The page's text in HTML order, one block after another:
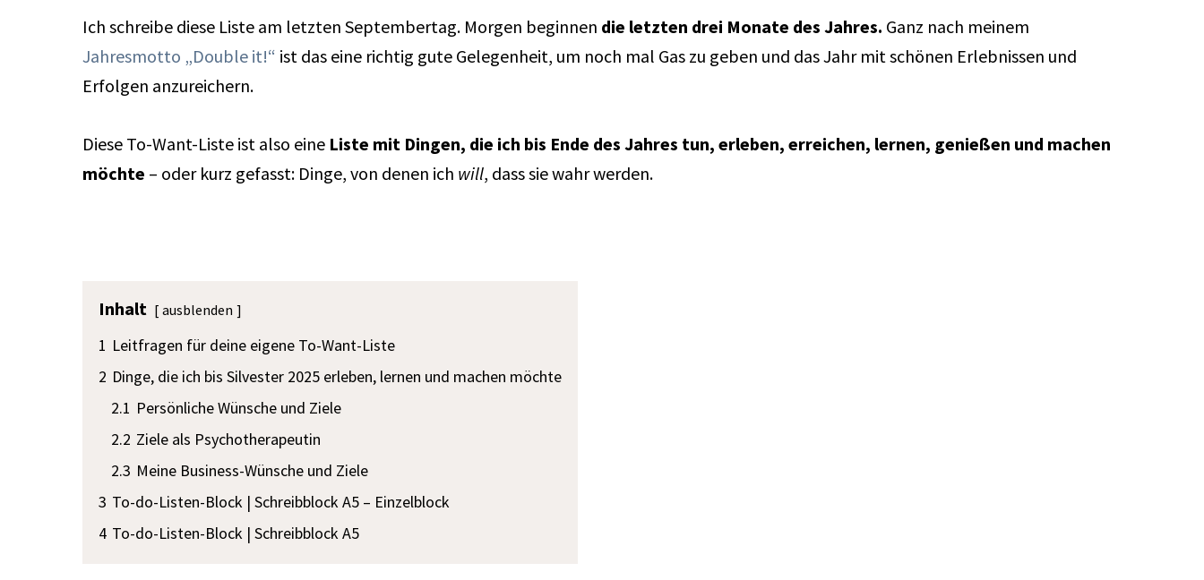
Ich schreibe diese Liste am letzten Septembertag. Morgen beginnen die letzten drei Monate des Jahres. Ganz nach meinem
Jahresmotto „Double it!“ ist das eine richtig gute Gelegenheit, um noch mal Gas zu geben und das Jahr mit schönen Erlebnissen und
Erfolgen anzureichern.
Diese To-Want-Liste ist also eine Liste mit Dingen, die ich bis Ende des Jahres tun, erleben, erreichen, lernen, genießen und machen
möchte – oder kurz gefasst: Dinge, von denen ich will, dass sie wahr werden.
Inhalt ausblenden
1 Leitfragen für deine eigene To-Want-Liste
2 Dinge, die ich bis Silvester 2025 erleben, lernen und machen möchte
2.1 Persönliche Wünsche und Ziele
2.2 Ziele als Psychotherapeutin
2.3 Meine Business-Wünsche und Ziele
3 To-do-Listen-Block | Schreibblock A5 – Einzelblock
4 To-do-Listen-Block | Schreibblock A5